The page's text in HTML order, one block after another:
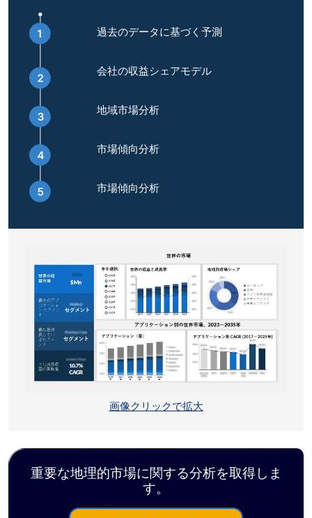
過去のデータに基づく予測
会社の収益シェアモデル
地域市場分析
市場傾向分析
市場傾向分析
画像クリックで拡大
重要な地理的市場に関する分析を取得しま
す。